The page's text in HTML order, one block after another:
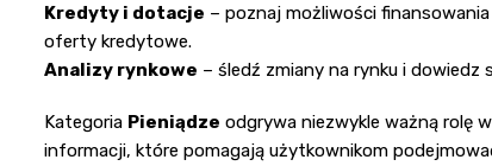
Kredyty i dotacje – poznaj możliwości
oferty kredytowe.
Analizy rynkowe – śledź zmiany na rynku i dowiedz
Kategoria Pieniądze odgrywa niezwykle ważną rolę
informacji, które pomagają użytkownikom